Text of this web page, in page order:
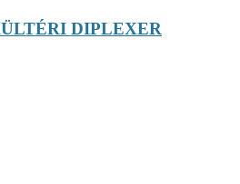
DIPLEXER